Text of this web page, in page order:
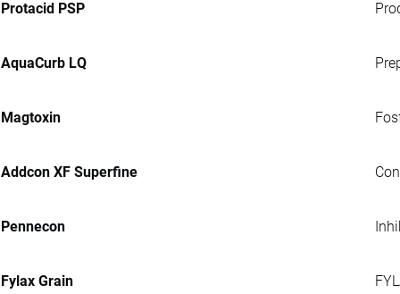
Protacid PSP
AquaCurb LQ
Magtoxin
Addcon XF Superfine
Pennecon
Fylax Grain